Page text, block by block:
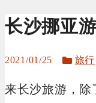
长沙挪亚
2021/01/25
分
旅行
来长沙旅游，